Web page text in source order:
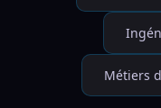
Métiers